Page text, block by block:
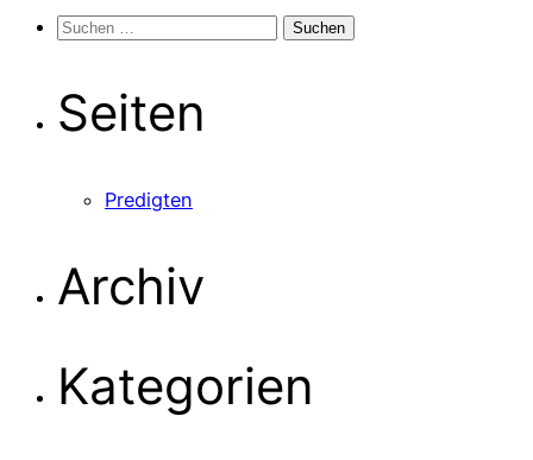
Suchen
Seiten
Predigten
Archiv
Kategorien